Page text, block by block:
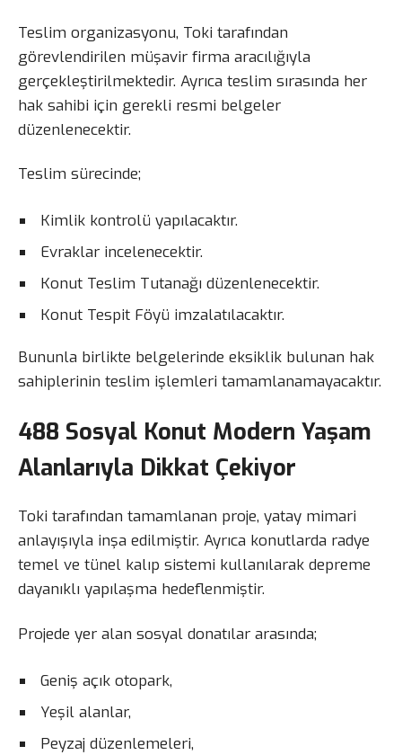
Teslim organizasyonu, Toki tarafından
görevlendirilen müşavir firma aracılığıyla
gerçekleştirilmektedir. Ayrıca teslim sırasında her
hak sahibi için gerekli resmi belgeler
düzenlenecektir.
Teslim sürecinde;
Kimlik kontrolü yapılacaktır.
Evraklar incelenecektir.
Konut Teslim Tutanağı düzenlenecektir.
Konut Tespit Föyü imzalatılacaktır.
Bununla birlikte belgelerinde eksiklik bulunan hak
sahiplerinin teslim işlemleri tamamlanamayacaktır.
488 Sosyal Konut Modern Yaşam
Alanlarıyla Dikkat Çekiyor
Toki tarafından tamamlanan proje, yatay mimari
anlayışıyla inşa edilmiştir. Ayrıca konutlarda radye
temel ve tünel kalıp sistemi kullanılarak depreme
dayanıklı yapılaşma hedeflenmiştir.
Projede yer alan sosyal donatılar arasında;
Geniş açık otopark,
Yeşil alanlar,
Peyzaj düzenlemeleri,